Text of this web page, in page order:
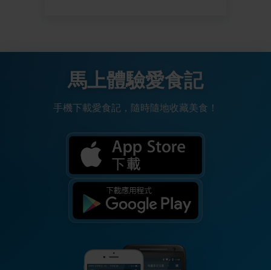
馬上體驗愛食記
手機下載愛食記，隨時隨地收藏美食！